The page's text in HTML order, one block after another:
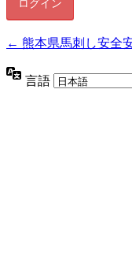
← 熊本県馬刺し安全
言語